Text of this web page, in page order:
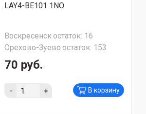
LAY4-BE101 1NO
Воскресенскостаток: 16
Орехово-Зуево остаток: 153
70 руб.
- + В корзину